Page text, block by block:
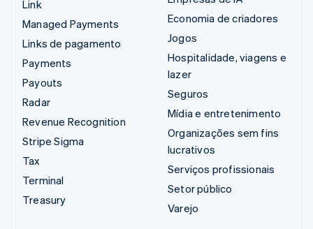
Link
Managed Payments
Links de pagamento
Payments
Payouts
Radar
Revenue Recognition
Stripe Sigma
Tax
Terminal
Treasury
Economia de criadores
Jogos
Hospitalidade, viagens e
lazer
Seguros
Mídia e entretenimento
Organizações sem fins
lucrativos
Serviços profissionais
Setor público
Varejo